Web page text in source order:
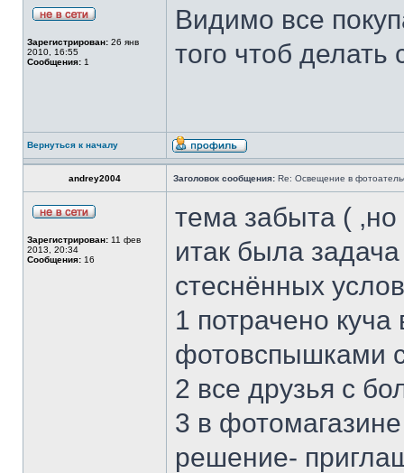
Зарегистрирован: 26 янв
2010, 16:55
Сообщения: 1
Видимо все
того чтоб делать
Вернуться к началу
andrey2004 Заголовок сообщения: Re: Освещение в
Зарегистрирован: 11 фев
2013, 20:34
Сообщения: 16
тема забыта ( ,но
итак была
стеснённых
1 потрачено
фотовспышками
2 все друзья с
3 в
решение-